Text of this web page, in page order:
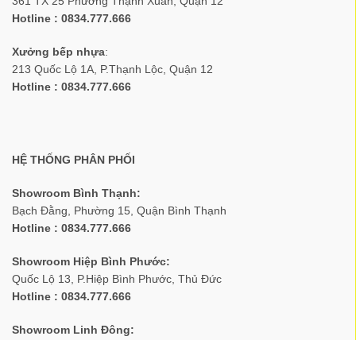
Hotline : 0834.777.666
Xưởng bếp nhựa:
213 Quốc Lộ 1A, P.Thạnh Lộc, Quận 12
Hotline : 0834.777.666
HỆ THỐNG PHÂN PHỐI
Showroom Bình Thạnh:
Bạch Đằng, Phường 15, Quận Bình Thạnh
Hotline : 0834.777.666
Showroom Hiệp Bình Phước:
Quốc Lộ 13, P.Hiệp Bình Phước, Thủ Đức
Hotline : 0834.777.666
Showroom Linh Đông: